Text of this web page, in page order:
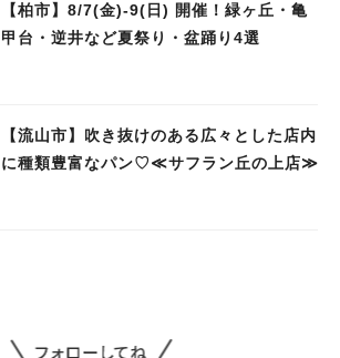
【柏市】8/7(金)‐9(日) 開催！緑ヶ丘・亀
甲台・逆井など夏祭り・盆踊り4選
【流山市】吹き抜けのある広々とした店内
に種類豊富なパン♡≪サフラン丘の上店≫